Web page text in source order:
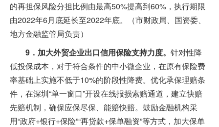
的再担保风险分担比例由最高50%提高到60%，执行期限
由2022年6月底延长至2022年底。（市财政局、国资委、
地方金融监管局负责）
9．加大外贸企业出口信用保险支持力度。 针对性降
低投保成本，对于符合条件的中小微企业，在原有保险费
率基础上实施不低于10%的阶段性降费。优化承保理赔条
件，在深圳“单一窗口”开设在线报损索赔通道，建立快赔
先赔机制，确保应保尽保、能赔快赔。鼓励金融机构采
用“政府+银行+保险”“再贷款+保单融资”等方式，加大保单